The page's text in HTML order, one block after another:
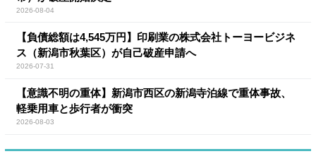
2026-08-04
【負債総額は4,545万円】印刷業の株式会社トーヨービジネ
ス（新潟市秋葉区）が自己破産申請へ
2026-07-31
【意識不明の重体】新潟市西区の新潟寺泊線で重体事故、
軽乗用車と歩行者が衝突
2026-08-03